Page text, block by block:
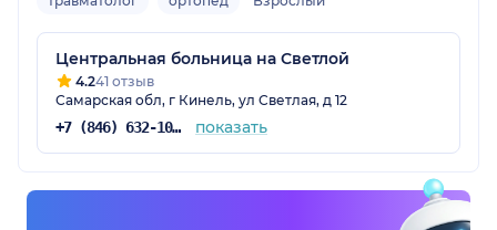
Центральная больница на Светлой
4.241 отзыв
Самарская обл, г Кинель, ул Светлая, д 12
+7 (846) 632-10-40 показать